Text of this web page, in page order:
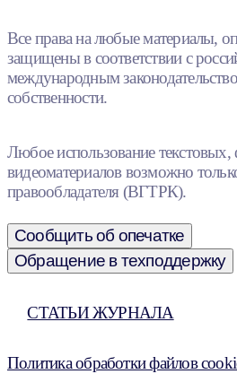
Все права на любые материалы,
защищены в соответствии с
международным
собственности.
Любое использование текстовых,
видеоматериалов возможно
правообладателя (ВГТРК).
Сообщить об опечатке
Обращение в техподдержку
СТАТЬИ ЖУРНАЛА
Политика обработки файлов